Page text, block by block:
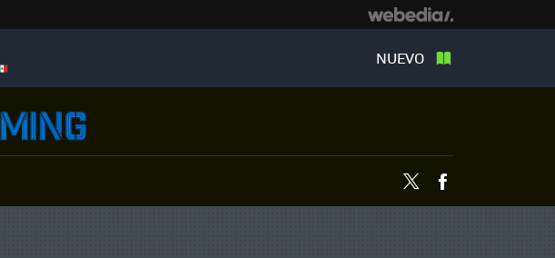
NUEVO
Twitter